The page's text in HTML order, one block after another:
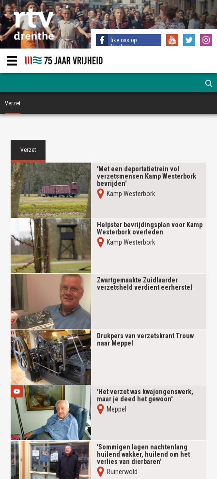
like ons op
facebook
Verzet
Verzet
'Met een deportatietrein vol
verzetsmensen Kamp Westerbork
bevrijden'
Kamp Westerbork
Helpster bevrijdingsplan voor Kamp
Westerbork overleden
Kamp Westerbork
Zwartgemaakte Zuidlaarder
verzetsheld verdient eerherstel
Drukpers van verzetskrant Trouw
naar Meppel
'Het verzet was kwajongenswerk,
maar je deed het gewoon'
Meppel
'Sommigen lagen nachtenlang
huilend wakker, huilend om het
verlies van dierbaren'
Ruinerwold